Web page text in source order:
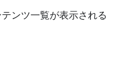
ンツ一覧が表示される